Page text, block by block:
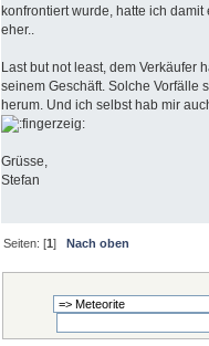
konfrontiert wurde, hatte ich
eher..
Last but not least, dem Verkäufer
seinem Geschäft. Solche Vorfälle
herum. Und ich selbst hab mir
Grüsse,
Stefan
Seiten: [1]Nach oben